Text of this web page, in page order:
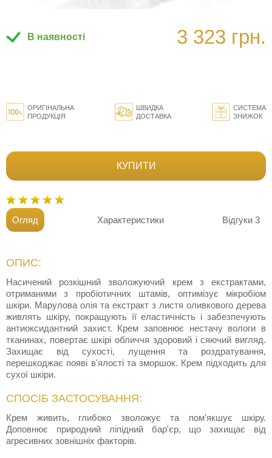
В наявності 3 323 грн.
ОРИГІНАЛЬНА
ПРОДУКЦІЯ
ШВИДКА
ДОСТАВКА
СИСТЕМА
ЗНИЖОК
КУПИТИ
Огляд Характеристики Відгуки 3
ОПИС:
Насичений розкішний зволожуючий крем з екстрактами,
отриманими з пробіотичних штамів, оптимізує мікробіом
шкіри. Марулова олія та екстракт з листя оливкового дерева
живлять шкіру, покращують її еластичність і забезпечують
антиоксидантний захист. Крем заповнює нестачу вологи в
тканинах, повертає шкірі обличчя здоровий і сяючий вигляд.
Захищає від сухості, лущення та роздратування,
перешкоджає появі в'ялості та зморшок. Крем підходить для
сухої шкіри.
СПОСІБ ЗАСТОСУВАННЯ:
Крем живить, глибоко зволожує та пом'якшує шкіру.
Доповнює природний ліпідний бар'єр, що захищає від
агресивних зовнішніх факторів.